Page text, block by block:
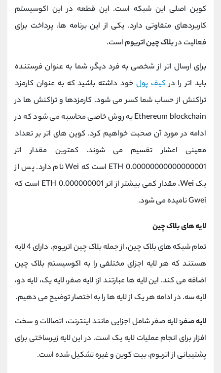
کوین اصلی این شبکه است. این قطعه در این اکوسیستم
کاربردهای متفاوتی دارد. یکی از این برنامه ها، پرداخت برای
فعالیت دربلاک چین اتریوماست.
برای ارسال اتر از شخصی به فرد دیگر، شما به عنوان فرستنده
باید اتر را درکیف پول خود داشته باشید که به عنوان کارمزد
تراکنش از حساب شما کسر می شود. کارمزدها و تراکنش ها در
Ethereum blockchain به روش خاصی محاسبه می شود که در
ادامه در مورد آن صحبت خواهیم کرد. کوین های اتر بر تعداد
معینی اعشار تقسیم می شوند. کمترین مقدار اتر
0.00000000000000001 ETH است که Wei نام دارد. پس از
یک Wei، مقدار کمی بیشتر از اتر 0.000000001 ETH است که
Gwei نامیده می شود.
لایه های بلاک چین
تمام شبکه های بلاک چین، از جمله بلاک چین اتریوم، دارای 4 لایه
هستند که هر لایه اجزای مختلفی را به اکوسیستم بلاک چین
اضافه می کند. این لایه ها عبارتند از: لایه صفر، لایه یک، لایه دو،
لایه سه. در ادامه هر یک از لایه ها را به اختصار توضیح می دهیم.
لایه صفر:لایه صفر شامل اجزایی مانند اینترنت، اتصالات و سخت
افزار برای انجام عملیات لایه یک است. در این لایه زیرساختی برای
پشتیبانی از اتریوم، بیت کوین و غیره تشکیل شده است.